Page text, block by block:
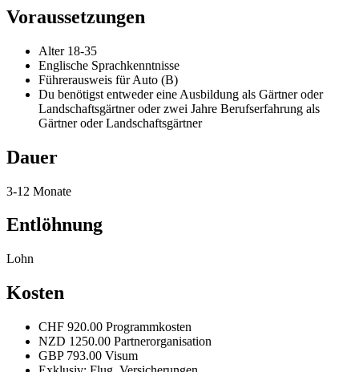
Voraussetzungen
Alter 18-35
Englische Sprachkenntnisse
Führerausweis für Auto (B)
Du benötigst entweder eine Ausbildung als Gärtner oder
Landschaftsgärtner oder zwei Jahre Berufserfahrung als
Gärtner oder Landschaftsgärtner
Dauer
3-12 Monate
Entlöhnung
Lohn
Kosten
CHF 920.00 Programmkosten
NZD 1250.00 Partnerorganisation
GBP 793.00 Visum